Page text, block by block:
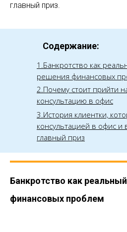
главный приз.
Содержание:
1.Банкротство как
решения финансовых
2.Почему стоит прийти
консультацию в офис
3.История клиентки,
консультацией в офис и
главный приз
Банкротство как
финансовых проблем